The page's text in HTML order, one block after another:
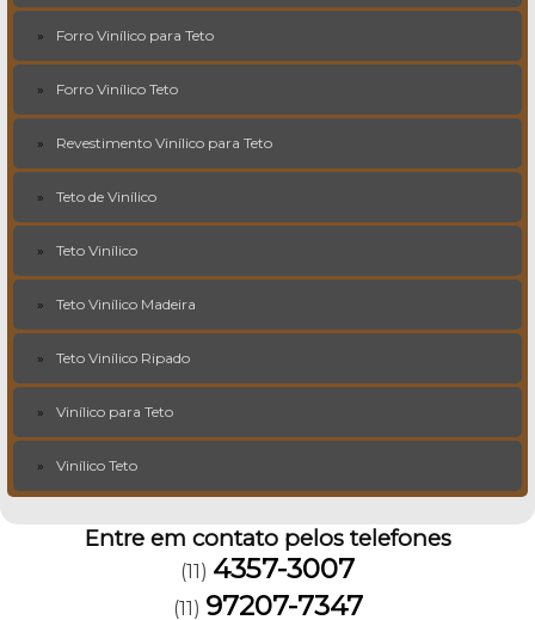
Forro Vinílico para Teto
Forro Vinílico Teto
Revestimento Vinílico para Teto
Teto de Vinílico
Teto Vinílico
Teto Vinílico Madeira
Teto Vinílico Ripado
Vinílico para Teto
Vinílico Teto
Entre em contato pelos telefones
(11) 4357-3007
(11) 97207-7347